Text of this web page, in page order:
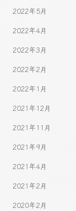
2022年5月
2022年4月
2022年3月
2022年2月
2022年1月
2021年12月
2021年11月
2021年9月
2021年4月
2021年2月
2020年2月